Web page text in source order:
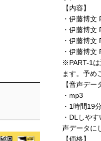
【内容】
・伊藤博文
・伊藤博文
・伊藤博文
・伊藤博文
※PART-1
ます。予め
【音声デー
・mp3
・1時間19
・DLしや
声データに
【価格】